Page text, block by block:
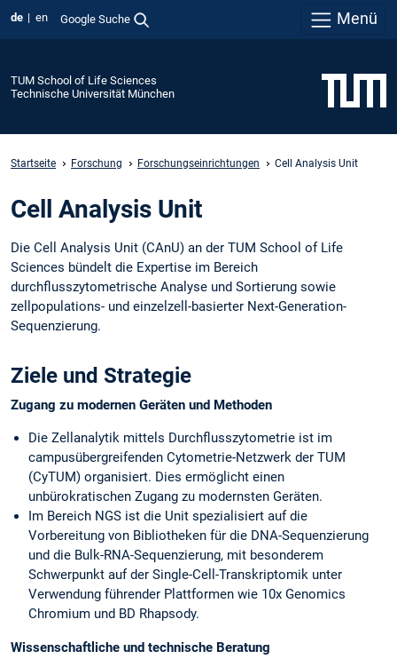
de en Google Suche Menü
TUM School of Life Sciences
Technische Universität München
Startseite Forschung Forschungseinrichtungen Cell Analysis Unit
Cell Analysis Unit
Die Cell Analysis Unit (CAnU) an der TUM School of Life
Sciences bündelt die Expertise im Bereich
durchflusszytometrische Analyse und Sortierung sowie
zellpopulations- und einzelzell-basierter Next-Generation-
Sequenzierung.
Ziele und Strategie
Zugang zu modernen Geräten und Methoden
Die Zellanalytik mittels Durchflusszytometrie ist im
campusübergreifenden Cytometrie-Netzwerk der TUM
(CyTUM) organisiert. Dies ermöglicht einen
unbürokratischen Zugang zu modernsten Geräten.
Im Bereich NGS ist die Unit spezialisiert auf die
Vorbereitung von Bibliotheken für die DNA-Sequenzierung
und die Bulk-RNA-Sequenzierung, mit besonderem
Schwerpunkt auf der Single-Cell-Transkriptomik unter
Verwendung führender Plattformen wie 10x Genomics
Chromium und BD Rhapsody.
Wissenschaftliche und technische Beratung